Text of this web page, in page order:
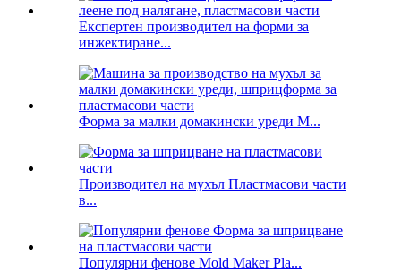
Експертен производител на форми за
инжектиране...
Форма за малки домакински уреди M...
Производител на мухъл Пластмасови части
в...
Популярни фенове Mold Maker Pla...